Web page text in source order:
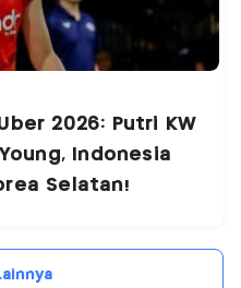
2026: Putri KW
Indonesia
Selatan!